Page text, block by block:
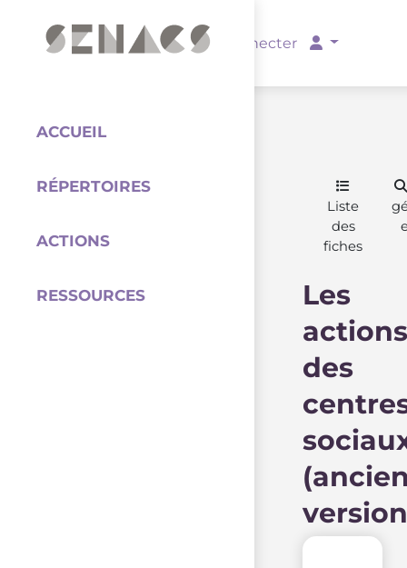
Se connecter
ACCUEIL
RÉPERTOIRES
ACTIONS
RESSOURCES
Liste
des
fiches
Les
actions
des